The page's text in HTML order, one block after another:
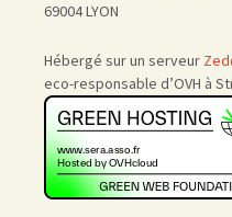
69004 LYON
Hébergé sur un serveur
eco-responsable d’OVH à